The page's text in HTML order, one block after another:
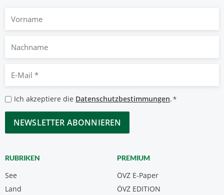
Nachname
Mail
*
Datenschutzbestimmungen
*
Ich akzeptiere die Datenschutzbestimmungen.*
CAPTCHA
RUBRIKEN
See
Land
PREMIUM
ÖVZ E-Paper
ÖVZ EDITION